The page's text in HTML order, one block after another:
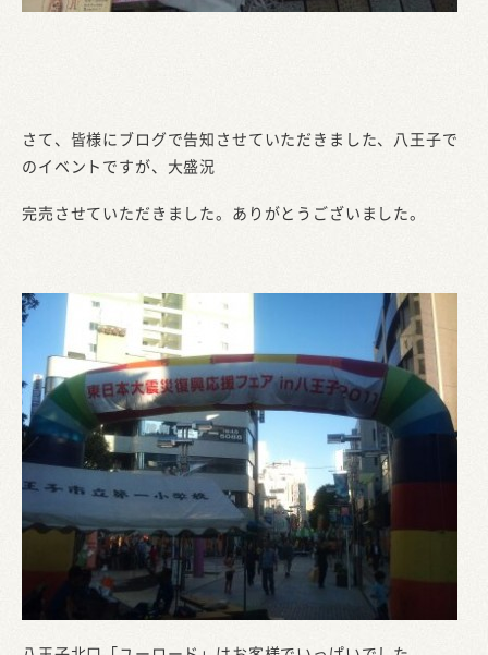
さて、皆様にブログで告知させていただきました、八王子で
のイベントですが、大盛況
完売させていただきました。ありがとうございました。